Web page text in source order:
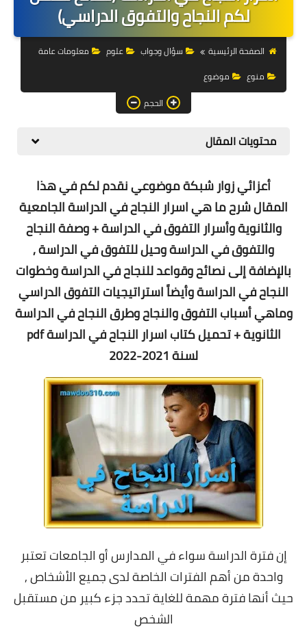
التجارة الالكترونية
التسويق
وظائف
المواقع
زيادة متابعين
العملات المشفرة
الاستثمار
لكم النجاح والتفوق الدراسي)
الصفحة الرئيسية سؤال وجواب علوم
معلومات عامة
منوع
موضوع
الحجم
محتويات المقال
أعزائي زوار شبكة موضوعي نقدم لكم في هذا
المقالشرح ما هياسرار النجاح في الدراسة الجامعية
والثانوية وأسرار التفوق في الدراسة + وصفة النجاح
والتفوق في الدراسة وحيل للتفوق في الدراسة ,
بالإضافة إلى نصائح وقواعد للنجاح في الدراسة وخطوات
النجاح في الدراسة وأيضاً استراتيجيات التفوق الدراسي
وماهي أسباب التفوق والنجاح وطرق النجاح في الدراسة
الثانوية + تحميل كتاب
اسرار النجاح في الدراسة pdf
لسنة 2021-2022
إن فترة الدراسة سواء في المدارس أو الجامعات تعتبر
واحدة من أهم الفترات الخاصة لدى جميع الأشخاص ,
حيث أنها فترة مهمة للغاية تحدد جزء كبير من مستقبل
الشخص